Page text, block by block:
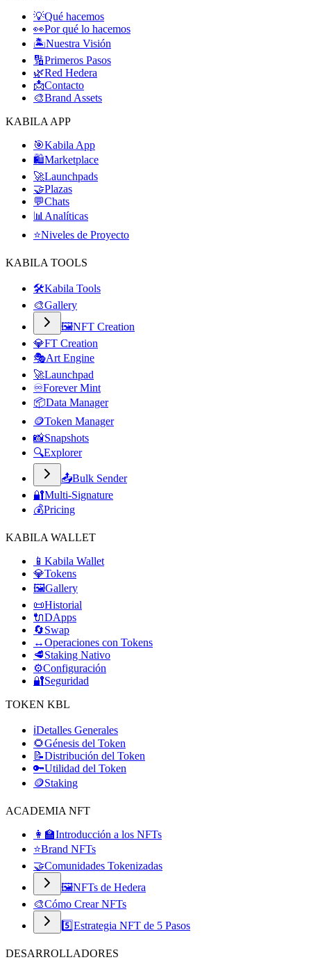
💡Qué hacemos
👀Por qué lo hacemos
🏝️Nuestra Visión
🔢Primeros Pasos
🌿Red Hedera
📩Contacto
🎨Brand Assets
KABILA APP
🎯Kabila App
🛍️Marketplace
🚀Launchpads
🤝Plazas
💬Chats
📊 Analíticas
⭐Niveles de Proyecto
KABILA TOOLS
🛠️Kabila Tools
🎨Gallery
🖼️NFT Creation
💎FT Creation
🎭Art Engine
🚀Launchpad
♾️Forever Mint
📦Data Manager
🪙Token Manager
📸Snapshots
🔍Explorer
📤Bulk Sender
🔐Multi-Signature
💰Pricing
KABILA WALLET
📱 Kabila Wallet
💎Tokens
🖼️Gallery
📜Historial
🔌DApps
🔄Swap
↔️Operaciones con Tokens
🥩Staking Nativo
⚙️Configuración
🔐Seguridad
TOKEN KBL
ℹ️Detalles Generales
🌻Génesis del Token
📝Distribución del Token
🔑Utilidad del Token
🪙Staking
ACADEMIA NFT
👩‍🏫Introducción a los NFTs
⭐Brand NFTs
🤝Comunidades Tokenizadas
🖼️NFTs de Hedera
🎨Cómo Crear NFTs
5️⃣Estrategia NFT de 5 Pasos
DESARROLLADORES